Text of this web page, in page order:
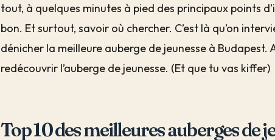
tout, à quelques minutes à pied des principaux points
bon. Et surtout, savoir où chercher. C’est là qu’on
dénicher la meilleure auberge de jeunesse à Budapest.
redécouvrir l’auberge de jeunesse. (Et que tu vas kiffer)
Top 10 des meilleures auberges de